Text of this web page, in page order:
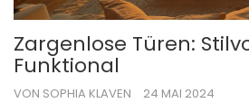
Zargenlose Türen:
Funktional
VON SOPHIA KLAVEN 24 MAI 2024